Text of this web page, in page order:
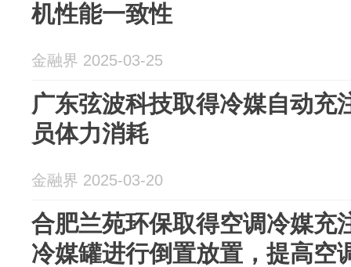
机性能一致性
金融界 2025-03-25
广东弦波科技取得冷媒自动充
员体力消耗
金融界 2025-03-20
合肥兰苑环保取得空调冷媒充
冷媒罐进行倒置放置，提高空